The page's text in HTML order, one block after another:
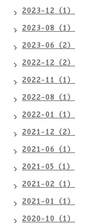
2023-12（1）
2023-08（1）
2023-06（2）
2022-12（2）
2022-11（1）
2022-08（1）
2022-01（1）
2021-12（2）
2021-06（1）
2021-05（1）
2021-02（1）
2021-01（1）
2020-10（1）